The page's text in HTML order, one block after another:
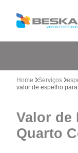
Home Serviços
valor de espelho
Valor de
Quarto